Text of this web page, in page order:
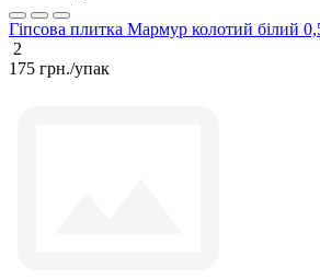
Гіпсова плитка Мармур колотий білий
2
175 грн./упак